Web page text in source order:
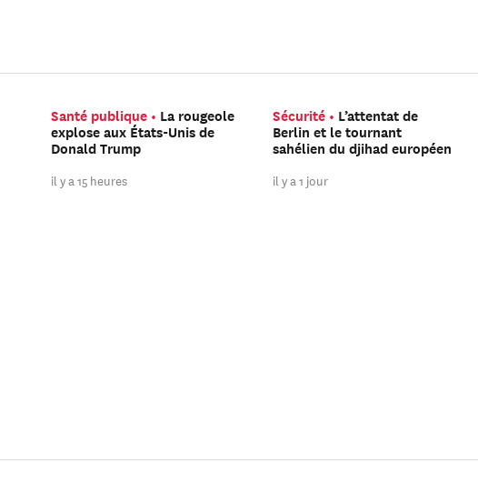
Santé publique
La rougeole
explose aux États-Unis de
Donald Trump
il y a 15 heures
Sécurité
L’attentat de
Berlin et le tournant
sahélien du djihad européen
il y a 1 jour